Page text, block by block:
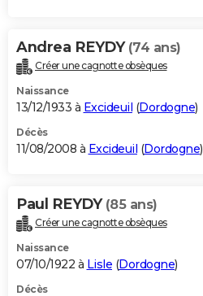
Andrea REYDY (74 ans)
Créer une cagnotte obsèques
Naissance
13/12/1933 à Excideuil (Dordogne)
Décès
11/08/2008 à Excideuil (Dordogne)
Paul REYDY (85 ans)
Créer une cagnotte obsèques
Naissance
07/10/1922 à Lisle (Dordogne)
Décès